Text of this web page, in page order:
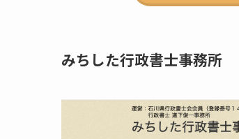
みちした行政書士事務所